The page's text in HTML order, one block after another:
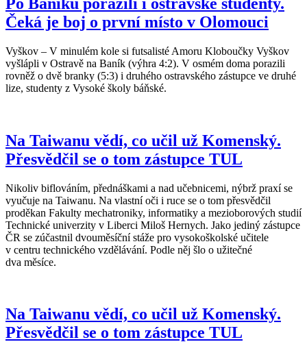
Čeká je boj o první místo v Olomouci
Vyškov – V minulém kole si futsalisté Amoru Kloboučky Vyškov
vyšlápli v Ostravě na Baník (výhra 4:2). V osmém doma porazili
rovněž o dvě branky (5:3) i druhého ostravského zástupce ve druhé
lize, studenty z Vysoké školy báňské.
Na Taiwanu vědí, co učil už Komenský.
Přesvědčil se o tom zástupce TUL
Nikoliv biflováním, přednáškami a nad učebnicemi, nýbrž praxí se
vyučuje na Taiwanu. Na vlastní oči i ruce se o tom přesvědčil
proděkan Fakulty mechatroniky, informatiky a mezioborových studií
Technické univerzity v Liberci Miloš Hernych. Jako jediný zástupce
ČR se zúčastnil dvouměsíční stáže pro vysokoškolské učitele
v centru technického vzdělávání. Podle něj šlo o užitečné
dva měsíce.
Na Taiwanu vědí, co učil už Komenský.
Přesvědčil se o tom zástupce TUL